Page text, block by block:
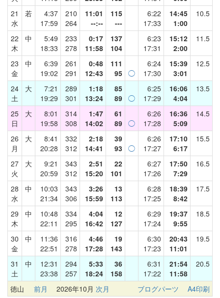
21
水
若
4:37
17:59
210
264
11:01
--:--
115
---
6:22
17:33
14:45
1:00
10.5
22
木
中
5:49
18:33
233
278
0:17
11:58
137
104
6:23
17:31
15:12
2:00
11.5
23
金
中
6:39
19:02
261
291
0:48
12:43
111
95 ◯
6:24
17:30
15:39
3:01
12.5
24
土
大
7:21
19:29
289
301
1:18
13:24
85
89 ◯
6:25
17:29
16:06
4:04
13.5
25
日
大
8:01
19:58
314
308
1:47
14:02
61
89 ◯
6:26
17:28
16:36
5:09
14.5
26
月
大
8:41
20:28
332
312
2:18
14:41
39
93 ◯
6:26
17:27
17:10
6:17
15.5
27
火
大
9:21
20:59
343
312
2:51
15:20
22
101
6:27
17:26
17:50
7:29
16.5
28
水
中
10:03
21:34
343
306
3:26
15:59
13
113
6:28
17:25
18:39
8:42
17.5
29
木
中
10:48
22:11
334
295
4:04
16:42
12
127
6:29
17:24
19:37
9:55
18.5
30
金
中
11:36
22:51
316
278
4:46
17:28
19
143
6:30
17:23
20:43
11:01
19.5
31
土
中
12:31
23:38
294
257
5:33
18:24
36
158
6:31
17:22
21:54
11:58
20.5
徳山 前月 2026年10月 次月 ブログパーツ A4印刷